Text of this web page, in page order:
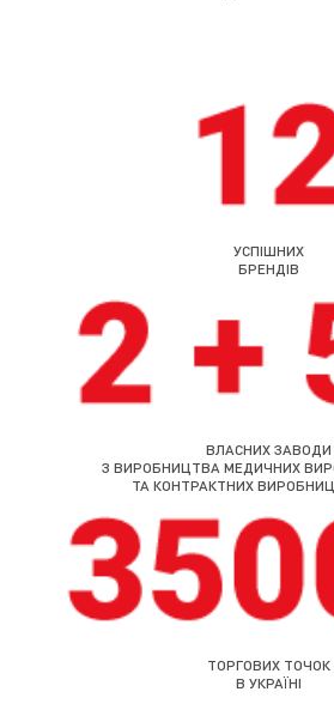
УСПІШНИХ
БРЕНДІВ
ВЛАСНИХ ЗАВОДИ
З ВИРОБНИЦТВА МЕДИЧНИХ
ТА КОНТРАКТНИХ
ТОРГОВИХ ТОЧОК
В УКРАЇНІ